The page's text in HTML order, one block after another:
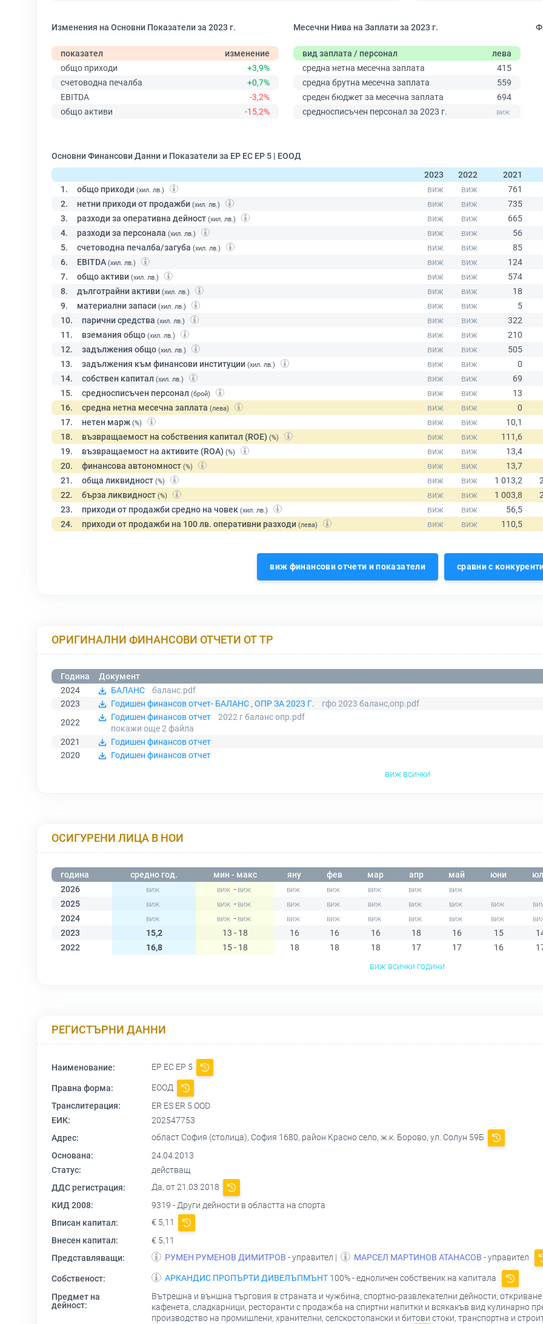
Изменения на Основни Показатели за 2023 г.
показател
изменение
общо приходи
+3,9%
счетоводна печалба
+0,7%
EBITDA
-3,2%
общо активи
-15,2%
Месечни Нива на Заплати за 2023 г.
вид заплата / персонал
лева
средна нетна месечна заплата
415
средна брутна месечна заплата
559
среден бюджет за месечна заплата
694
средносписъчен персонал за 2023 г.
Основни Финансови Данни и Показатели за ЕР ЕС ЕР 5 | ЕООД
2023
2022
2021
1.
общо приходи (хил. лв.)
2. нетни приходи от продажби (хил. лв.)
3. разходи за оперативна дейност (хил. лв.)
4. разходи за персонала (хил. лв.)
5. счетоводна печалба/загуба (хил. лв.)
6. EBITDA (хил. лв.)
7. общо активи (хил. лв.)
8. дълготрайни активи (хил. лв.)
9. материални запаси (хил. лв.)
10. парични средства (хил. лв.)
11. вземания общо (хил. лв.)
12. задължения общо (хил. лв.)
13. задължения към финансови институции (хил. лв.)
14. собствен капитал (хил. лв.)
15. средносписъчен персонал (брой)
16. средна нетна месечна заплата (лева)
17. нетен марж (%)
18. възвращаемост на собствения капитал (ROE) (%)
19. възвращаемост на активите (ROA) (%)
20. финансова автономност (%)
21. обща ликвидност (%)
22. бърза ликвидност (%)
23. приходи от продажби средно на човек (хил. лв.)
24. приходи от продажби на 100 лв. оперативни разходи (лева)
виж финансови отчети и показатели сравни с
ОРИГИНАЛНИ ФИНАНСОВИ ОТЧЕТИ ОТ ТР
Година
Документ
2024
БАЛАНС
баланс.pdf
2023
Годишен финансов отчет- БАЛАНС , ОПР ЗА 2023 Г.
гфо 2023 баланс,опр.pdf
2022
Годишен финансов отчет
2022 г баланс опр.pdf
покажи още 2 файла
2021
Годишен финансов отчет
2020
Годишен финансов отчет
виж всички
ОСИГУРЕНИ ЛИЦА В НОИ
година средно год. мин - макс яну фев мар апр май юни
2026
-
2025
-
2024
-
2023
15,2 13 - 18 16 16 16 18 16 15
2022
16,8 15 - 18 18 18 18 17 17 16
виж всички години
РЕГИСТЪРНИ ДАННИ
Наименование: ЕР ЕС ЕР 5
Правна форма:
ЕООД
Транслитерация:
ER ES ER 5 OOD
ЕИК:
202547753
Адрес:
област София (столица), София 1680, район Красно село, ж.к. Борово, ул. Солун 59Б
Основана:
24.04.2013
Статус:
действащ
ДДС регистрация:
Да, от 21.03.2018
КИД 2008:
9319 - Други дейности в областта на спорта
Вписан капитал:
€ 5,11
Внесен капитал:
€ 5,11
Представляващи:
РУМЕН РУМЕНОВ ДИМИТРОВ - управител | МАРСЕЛ МАРТИНОВ АТАНАСОВ - управител
Собственост: АРКАНДИС ПРОПЪРТИ ДИВЕЛЪПМЪНТ 100% - едноличен собственик на капитала
Предмет на
дейност:
Вътрешна и външна търговия в страната и чужбина, спортно-развлекателни дейности,
кафенета, сладкарници, ресторанти с продажба на спиртни напитки и всякакъв вид кулинарно
производство на промишлени, хранителни, селскостопански и битови стоки, транспортна и